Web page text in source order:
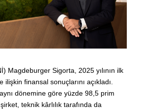
Magdeburger Sigorta, 2025 yılının ilk
ilişkin finansal sonuçlarını açıkladı.
dönemine göre yüzde 98,5 prim
teknik kârlılık tarafında da